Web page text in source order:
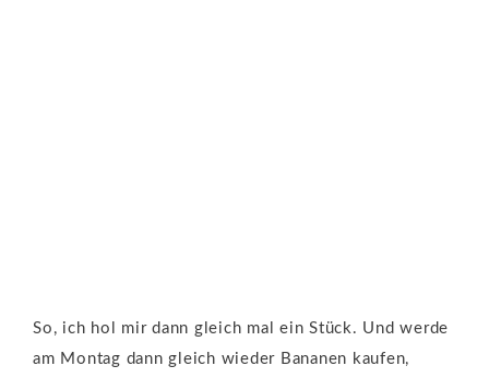
So, ich hol mir dann gleich mal ein Stück. Und werde
am Montag dann gleich wieder Bananen kaufen,